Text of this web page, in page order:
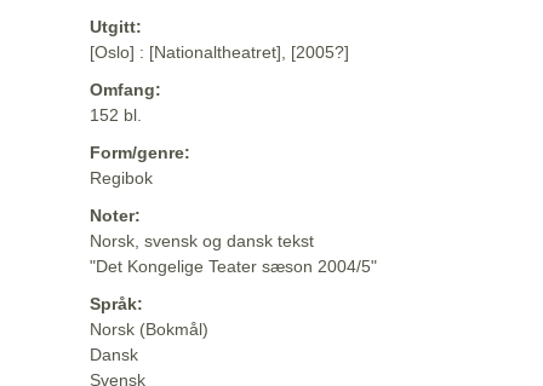
Utgitt:
[Oslo] : [Nationaltheatret], [2005?]
Omfang:
152 bl.
Form/genre:
Regibok
Noter:
Norsk, svensk og dansk tekst
"Det Kongelige Teater sæson 2004/5"
Språk:
Norsk (Bokmål)
Dansk
Svensk